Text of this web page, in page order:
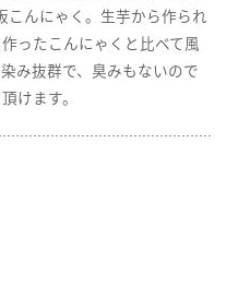
んにゃく。生芋から作られ
ったこんにゃくと比べて風
み抜群で、臭みもないので
けます。